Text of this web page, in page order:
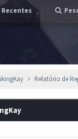
Recentes
Relatório de